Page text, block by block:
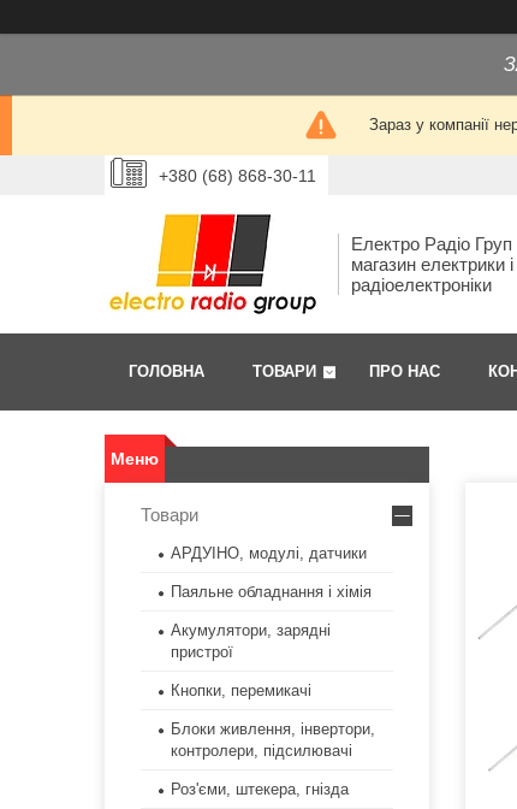
Зараз у компанії
+380 (68) 868-30-11
Електро Радіо
магазин електрики і
радіоелектроніки
ГОЛОВНА ТОВАРИ ПРО НАС
Товари
АРДУІНО, модулі, датчики
Паяльне обладнання і хімія
Акумулятори, зарядні
пристрої
Кнопки, перемикачі
Блоки живлення, інвертори,
контролери, підсилювачі
Роз'єми, штекера, гнізда